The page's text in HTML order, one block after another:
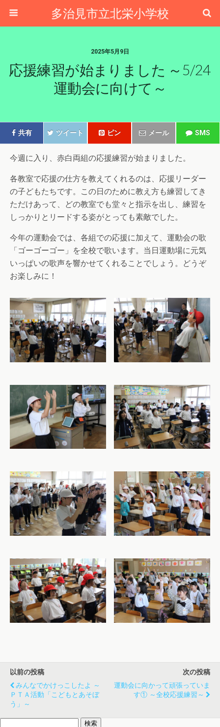
多治見市立北栄小学校
2025年5月9日
応援練習が始まりました ～5/24
運動会に向けて～
共有 ツイート ピン メール SMS
今週に入り、赤白両組の応援練習が始まりました。
各教室で応援の仕方を教えてくれるのは、応援リーダー
の子どもたちです。この日のために教え方も練習してき
ただけあって、どの教室でも堂々と指示を出し、練習を
しっかりとリードする姿がとっても素敵でした。
今年の運動会では、各組での応援に加えて、運動会の歌
「ゴーゴーゴー」を全校で歌います。当日運動場に元気
いっぱいの歌声を響かせてくれることでしょう。どうぞ
お楽しみに！
以前の投稿
みんなでかけっこしたよ ～
ＰＴＡ活動「こどもとあそぼ
う」～
次の投稿
運動会に向かって頑張っていま
す① ～全校応援練習～
検